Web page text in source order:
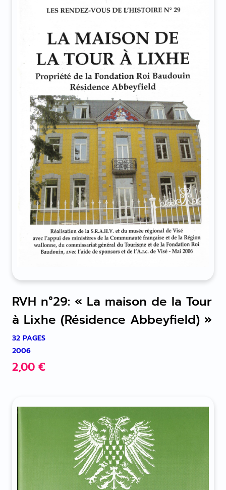
RVH n°29: « La maison de la Tour
à Lixhe (Résidence Abbeyfield) »
32 PAGES
2006
2,00 €